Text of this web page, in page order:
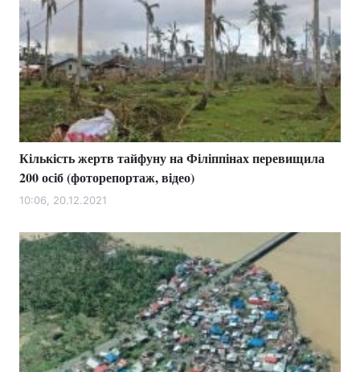
Кількість жертв тайфуну на Філіппінах перевищила
200 осіб (фоторепортаж, відео)
10:06, 20.12.2021